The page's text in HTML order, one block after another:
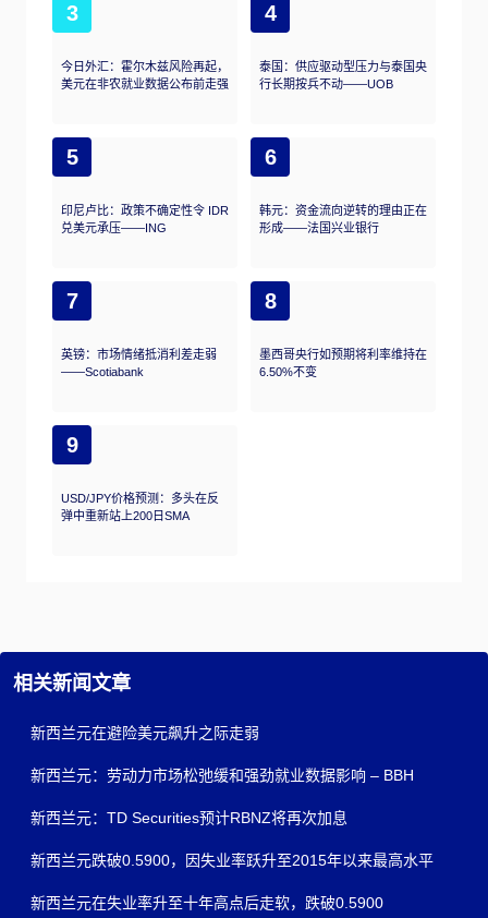
3
今日外汇：霍尔木兹风险再起，
美元在非农就业数据公布前走强
4
泰国：供应驱动型压力与泰国央
行长期按兵不动——UOB
5
印尼卢比：政策不确定性令 IDR
兑美元承压——ING
6
韩元：资金流向逆转的理由正在
形成——法国兴业银行
7
英镑：市场情绪抵消利差走弱
——Scotiabank
8
墨西哥央行如预期将利率维持在
6.50%不变
9
USD/JPY价格预测：多头在反
弹中重新站上200日SMA
相关新闻文章
新西兰元在避险美元飙升之际走弱
新西兰元：劳动力市场松弛缓和强劲就业数据影响 – BBH
新西兰元：TD Securities预计RBNZ将再次加息
新西兰元跌破0.5900，因失业率跃升至2015年以来最高水平
新西兰元在失业率升至十年高点后走软，跌破0.5900